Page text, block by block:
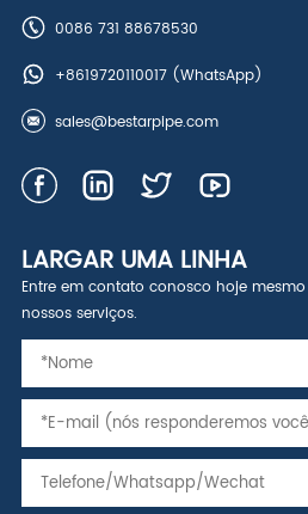
0086 731 88678530
+8619720110017(WhatsApp)
sales@bestarpipe.com
LARGAR UMA LINHA
Entre em contato conosco hoje
nossos serviços.